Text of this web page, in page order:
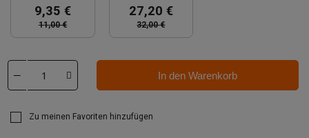
9,35 €
11,00 €
27,20 €
32,00 €
In den Warenkorb
Zu meinen Favoriten hinzufügen